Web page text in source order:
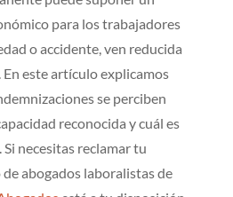
para los trabajadores
o accidente, ven reducida
este artículo explicamos
se perciben
reconocida y cuál es
necesitas reclamar tu
abogados laboralistas de